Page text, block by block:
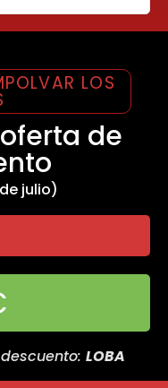
LOS
de
julio)
LOBA